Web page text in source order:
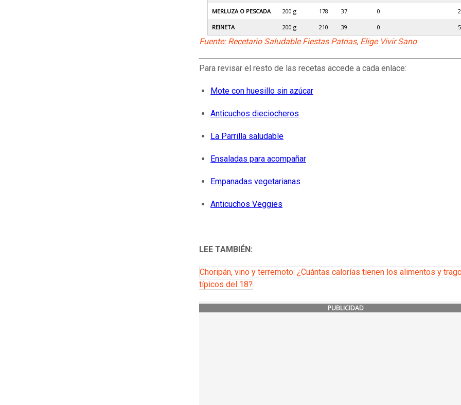
MERLUZA O PESCADA 200 g 178 37 0 2
REINETA 200 g 210 39 0 5
Fuente: Recetario Saludable Fiestas Patrias, Elige Vivir Sano
Para revisar el resto de las recetas accede a cada enlace:
Mote con huesillo sin azúcar
Anticuchos dieciocheros
La Parrilla saludable
Ensaladas para acompañar
Empanadas vegetarianas
Anticuchos Veggies
LEE TAMBIÉN:
Choripán, vino y terremoto: ¿Cuántas calorías tienen los alimentos y
típicos del 18?
PUBLICIDAD